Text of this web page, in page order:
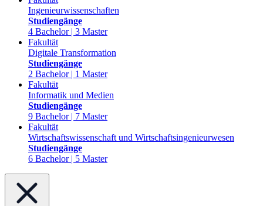
Ingenieurwissenschaften
Studiengänge
4 Bachelor | 3 Master
Fakultät
Digitale Transformation
Studiengänge
2 Bachelor | 1 Master
Fakultät
Informatik und Medien
Studiengänge
9 Bachelor | 7 Master
Fakultät
Wirtschaftswissenschaft und Wirtschaftsingenieurwesen
Studiengänge
6 Bachelor | 5 Master